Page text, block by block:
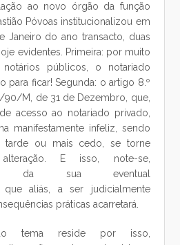
ao novo órgão da função
Póvoas institucionalizou em
Janeiro do ano transacto, duas
evidentes. Primeira: por muito
públicos, o notariado
para ficar! Segunda: o artigo 8.º
M, de 31 de Dezembro, que,
acesso ao notariado privado,
manifestamente infeliz, sendo
tarde ou mais cedo, se torne
E isso, note-se,
da sua eventual
que aliás, a ser judicialmente
práticas acarretará.
tema reside por isso,